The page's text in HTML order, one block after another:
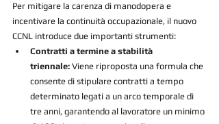
Per mitigare la carenza di manodopera e
incentivare la continuità occupazionale, il nuovo
CCNL introduce due importanti strumenti:
Contratti a termine a stabilità
triennale: Viene riproposta una formula che
consente di stipulare contratti a tempo
determinato legati a un arco temporale di
tre anni, garantendo al lavoratore un minimo